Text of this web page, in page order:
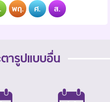
พฤ. ศ. ส.
ารูปแบบอื่น